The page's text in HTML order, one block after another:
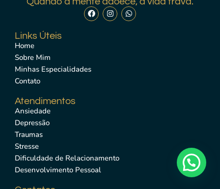
Links Úteis
Home
Sobre Mim
Minhas Especialidades
Contato
Atendimentos
Ansiedade
Depressão
Traumas
Stresse
Dificuldade de Relacionamento
Desenvolvimento Pessoal